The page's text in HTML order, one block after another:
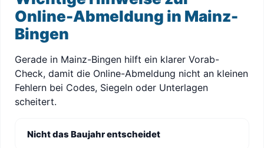
Online-Abmeldung in Mainz-
Bingen
Gerade in Mainz-Bingen hilft ein klarer Vorab-
Check, damit die Online-Abmeldung nicht an kleinen
Fehlern bei Codes, Siegeln oder Unterlagen
scheitert.
Nicht das Baujahr entscheidet